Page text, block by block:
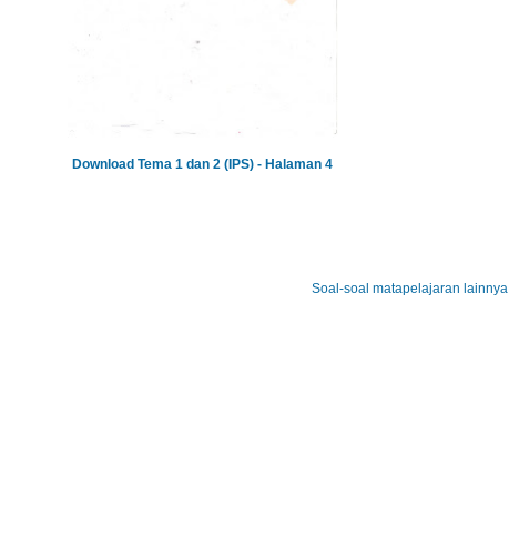
Download Tema 1 dan 2 (IPS) - Halaman 4
Soal-soal matapelajaran lainnya